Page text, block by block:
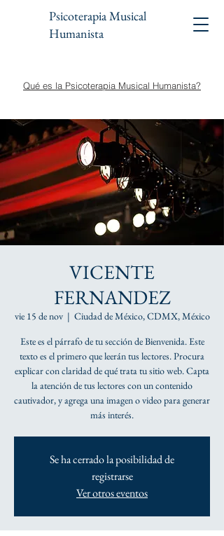
Psicoterapia Musical
Humanista
Qué es la Psicoterapia Musical Humanista?
VICENTE
FERNANDEZ
vie 15 de nov
  |
Ciudad de México, CDMX, México
Este es el párrafo de tu sección de Bienvenida. Este
texto es el primero que leerán tus lectores. Procura
explicar con claridad de qué trata tu sitio web. Capta
la atención de tus lectores con un contenido
cautivador, y agrega una imagen o video para generar
más interés.
Se ha cerrado la posibilidad de
registrarse
Ver otros eventos